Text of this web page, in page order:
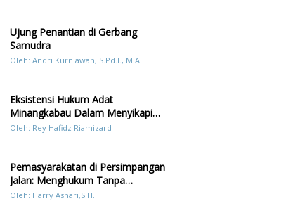
Ujung Penantian di Gerbang
Samudra
Oleh: Andri Kurniawan, S.Pd.I., M.A.
Eksistensi Hukum Adat
Minangkabau Dalam Menyikapi
Prilaku LGBT Analisis Perbandingan
Oleh: Rey Hafidz Riamizard
Pemasyarakatan di Persimpangan
Jalan: Menghukum Tanpa
Memulihkan?
Oleh: Harry Ashari,S.H.